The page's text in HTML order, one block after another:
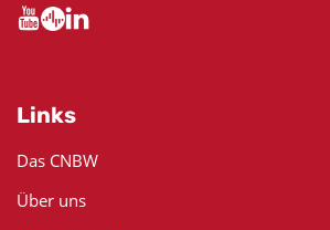
Links
Das CNBW
Über uns